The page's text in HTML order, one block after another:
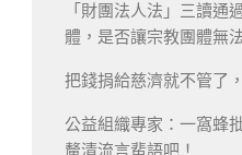
「財團法人法」三讀通
體，是否讓宗教團體無
把錢捐給慈濟就不管了
公益組織專家：一窩蜂
釐清流言蜚語吧！